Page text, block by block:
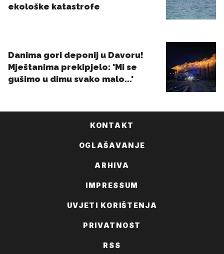
KONTAKT
OGLAŠAVANJE
ARHIVA
IMPRESSUM
UVJETI KORIŠTENJA
PRIVATNOST
RSS